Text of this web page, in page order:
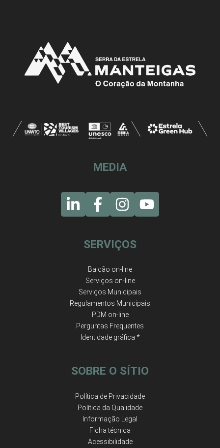
MEDIA
SERVIÇOS
Balcão on-line
Serviços on-line
Serviços Municipais
Regulamentos Municipais
PDM on-line
Perguntas Frequentes
Identidade gráfica *
SOBRE O SÍTIO
Política de Privacidade
Política da Qualidade
Informação Legal
Ficha técnica
Acessibilidade